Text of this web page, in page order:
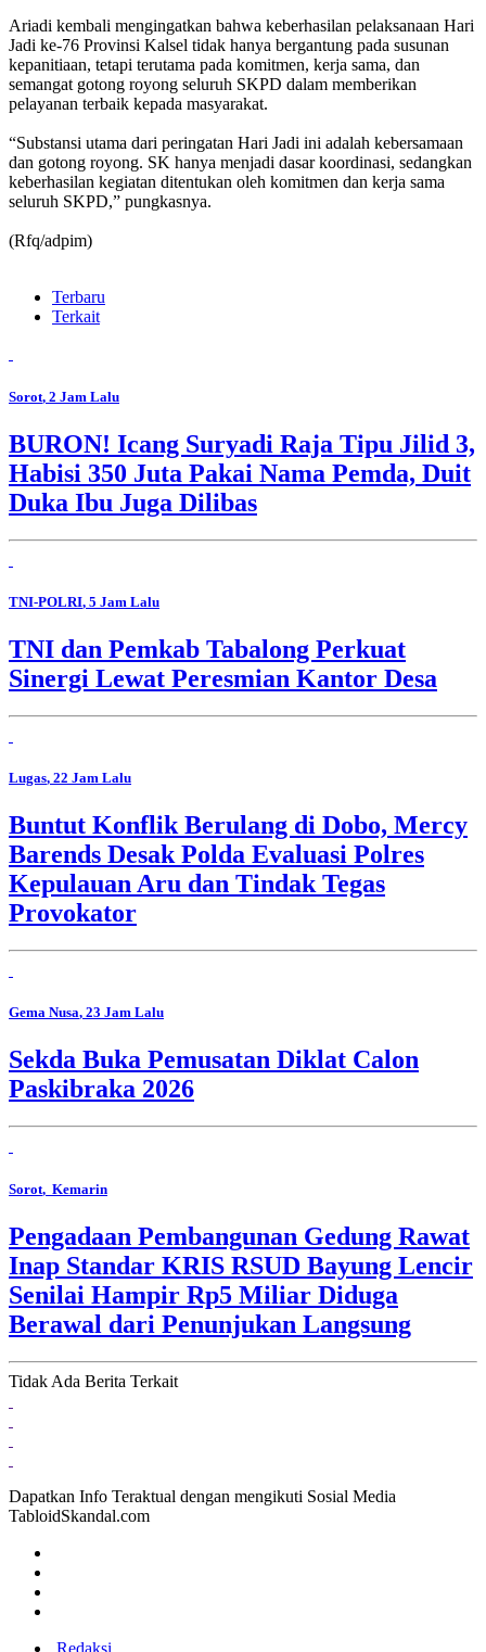
Ariadi kembali mengingatkan bahwa keberhasilan pelaksanaan Hari
Jadi ke-76 Provinsi Kalsel tidak hanya bergantung pada susunan
kepanitiaan, tetapi terutama pada komitmen, kerja sama, dan
semangat gotong royong seluruh SKPD dalam memberikan
pelayanan terbaik kepada masyarakat.
“Substansi utama dari peringatan Hari Jadi ini adalah kebersamaan
dan gotong royong. SK hanya menjadi dasar koordinasi, sedangkan
keberhasilan kegiatan ditentukan oleh komitmen dan kerja sama
seluruh SKPD,” pungkasnya.
(Rfq/adpim)
Terbaru
Terkait
Sorot, 2 Jam Lalu
BURON! Icang Suryadi Raja Tipu Jilid 3,
Habisi 350 Juta Pakai Nama Pemda, Duit
Duka Ibu Juga Dilibas
TNI-POLRI, 5 Jam Lalu
TNI dan Pemkab Tabalong Perkuat
Sinergi Lewat Peresmian Kantor Desa
Lugas, 22 Jam Lalu
Buntut Konflik Berulang di Dobo, Mercy
Barends Desak Polda Evaluasi Polres
Kepulauan Aru dan Tindak Tegas
Provokator
Gema Nusa, 23 Jam Lalu
Sekda Buka Pemusatan Diklat Calon
Paskibraka 2026
Sorot, Kemarin
Pengadaan Pembangunan Gedung Rawat
Inap Standar KRIS RSUD Bayung Lencir
Senilai Hampir Rp5 Miliar Diduga
Berawal dari Penunjukan Langsung
Tidak Ada Berita Terkait
Dapatkan Info Teraktual dengan mengikuti Sosial Media
TabloidSkandal.com
Redaksi